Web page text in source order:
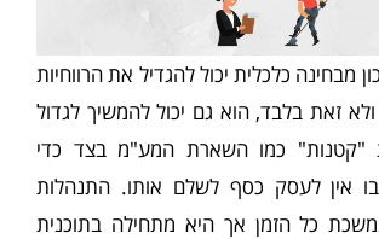
מבחינה כלכלית יכול להגדיל את הרווחיות
זאת בלבד, הוא גם יכול להמשיך לגדול
"קטנות" כמו השארת המע"מ בצד כדי
אין לעסק כסף לשלם אותו. התנהלות
כל הזמן אך היא מתחילה בתוכנית